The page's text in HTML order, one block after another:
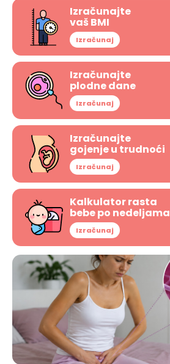
Izračunajte
vaš BMI
Izračunaj
Izračunajte
plodne dane
Izračunaj
Izračunajte
gojenje u trudnoći
Izračunaj
Kalkulator rasta
bebe po nedeljama
Izračunaj